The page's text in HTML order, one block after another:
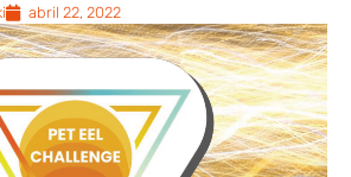
abril 22, 2022